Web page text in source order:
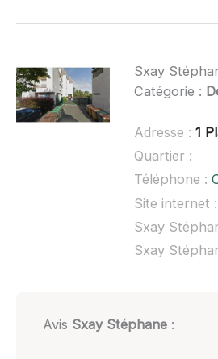
Sxay
Catégorie :
Adresse : 1 Place
Quartier :
Téléphone :
Site internet :
Sxay
Avis Sxay Stéphane: